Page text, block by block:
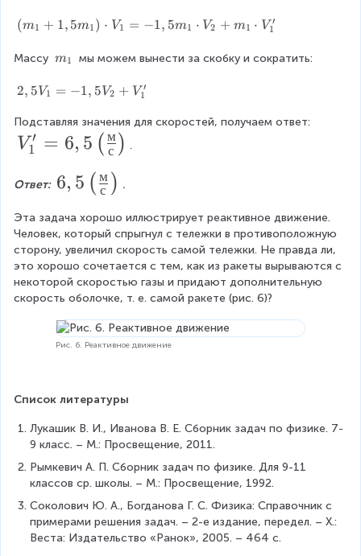
\
ri
g
h
t)
c
o
V
1'
x
m
2
\
d
o
t
_
=
-
m
_
2
\
_
+
1
c
'
(
_
+
5
m
_
)
c
d
o
t
V
_
m
1
c
d
t
(m1 + 1, 5m1 ) ⋅ V1 = −1, 5m1 ⋅ V2 + m1 ⋅ V1
′
Массу m
1
m1 мы можем вынести за скобку и сократить:
2
5
V
_
=
1
,
5
V
_
2
2, 5V1 = −1, 5V2 + V1
′
Подставляя значения для скоростей, получаем ответ:
V
1'
=
6,
5
\l
ef
a
{
м
{
V1
′ = 6, 5 ( с
м ) .
Ответ: 6
5
\
l
e
f
t
f
r
a
c
{
м
}
6, 5 ( с
м ) .
Эта задача хорошо иллюстрирует реактивное движение.
Человек, который спрыгнул с тележки в противоположную
сторону, увеличил скорость самой тележки. Не правда ли,
это хорошо сочетается с тем, как из ракеты вырываются с
некоторой скоростью газы и придают дополнительную
скорость оболочке, т. е. самой ракете (рис. 6)?
Рис. 6. Реактивное движение
Список литературы
Лукашик В. И., Иванова В. Е. Сборник задач по физике. 7-
9 класс. – М.: Просвещение, 2011.
Рымкевич А. П. Сборник задач по физике. Для 9-11
классов ср. школы. – М.: Просвещение, 1992.
Соколович Ю. А., Богданова Г. С. Физика: Справочник с
примерами решения задач. – 2-е издание, передел. – X.:
Веста: Издательство «Ранок», 2005. – 464 с.